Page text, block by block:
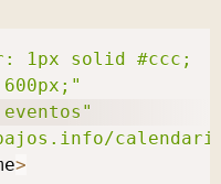
1px solid #ccc;
>